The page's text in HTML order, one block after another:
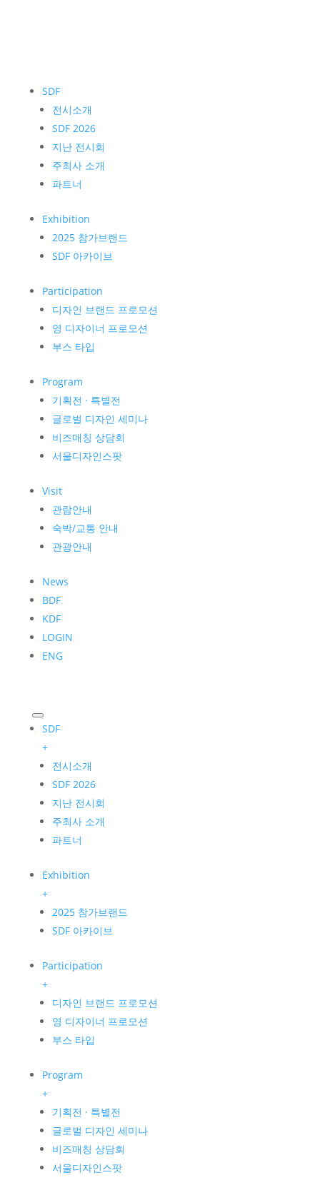
SDF
전시소개
SDF 2026
지난 전시회
주최사 소개
파트너
Exhibition
2025 참가브랜드
SDF 아카이브
Participation
디자인 브랜드 프로모션
영 디자이너 프로모션
부스 타입
Program
기획전 · 특별전
글로벌 디자인 세미나
비즈매칭 상담회
서울디자인스팟
Visit
관람안내
숙박/교통 안내
관광안내
News
BDF
KDF
LOGIN
ENG
SDF
+
전시소개
SDF 2026
지난 전시회
주최사 소개
파트너
Exhibition
+
2025 참가브랜드
SDF 아카이브
Participation
+
디자인 브랜드 프로모션
영 디자이너 프로모션
부스 타입
Program
+
기획전 · 특별전
글로벌 디자인 세미나
비즈매칭 상담회
서울디자인스팟